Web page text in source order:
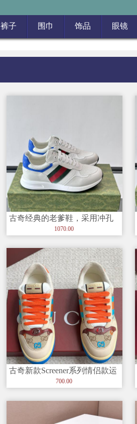
裤子 围巾 饰品 眼镜
古奇经典的老爹鞋，采用冲孔
与皮革拼接设计，鞋身侧面有
1070.00
古奇新款Screener系列情侣款运
动鞋 款号SFR Sc
700.00